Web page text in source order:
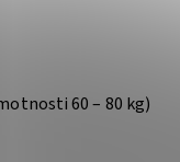
60 – 80 kg)